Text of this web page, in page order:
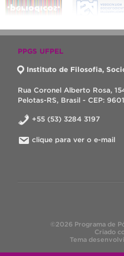
PPGS UFPEL
Instituto de Filosofia,
Rua Coronel Alberto Rosa,
Pelotas-RS, Brasil - CEP:
+55 (53) 3284 3197
clique para ver o e-mail
©2026 Programa de
Criado
Tema